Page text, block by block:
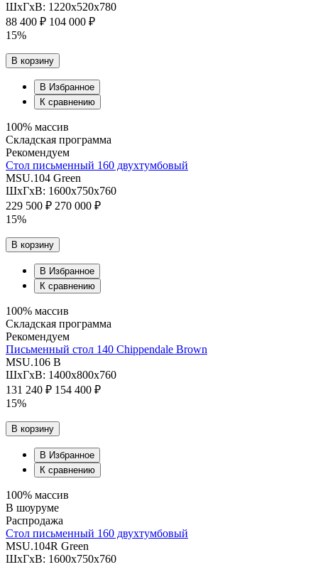
ШхГхВ: 1220х520х780
88 400 ₽ 104 000 ₽
15%
В корзину
В Избранное
К сравнению
100% массив
Складская программа
Рекомендуем
Cтол письменный 160 двухтумбовый
MSU.104 Green
ШхГхВ: 1600х750х760
229 500 ₽ 270 000 ₽
15%
В корзину
В Избранное
К сравнению
100% массив
Складская программа
Рекомендуем
Письменный стол 140 Chippendale Brown
MSU.106 B
ШхГхВ: 1400х800х760
131 240 ₽ 154 400 ₽
15%
В корзину
В Избранное
К сравнению
100% массив
В шоуруме
Распродажа
Cтол письменный 160 двухтумбовый
MSU.104R Green
ШхГхВ: 1600х750х760